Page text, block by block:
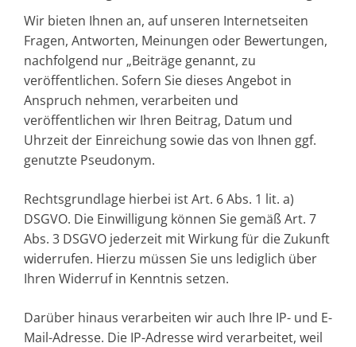
Wir bieten Ihnen an, auf unseren Internetseiten
Fragen, Antworten, Meinungen oder Bewertungen,
nachfolgend nur „Beiträge genannt, zu
veröffentlichen. Sofern Sie dieses Angebot in
Anspruch nehmen, verarbeiten und
veröffentlichen wir Ihren Beitrag, Datum und
Uhrzeit der Einreichung sowie das von Ihnen ggf.
genutzte Pseudonym.
Rechtsgrundlage hierbei ist Art. 6 Abs. 1 lit. a)
DSGVO. Die Einwilligung können Sie gemäß Art. 7
Abs. 3 DSGVO jederzeit mit Wirkung für die Zukunft
widerrufen. Hierzu müssen Sie uns lediglich über
Ihren Widerruf in Kenntnis setzen.
Darüber hinaus verarbeiten wir auch Ihre IP- und E-
Mail-Adresse. Die IP-Adresse wird verarbeitet, weil